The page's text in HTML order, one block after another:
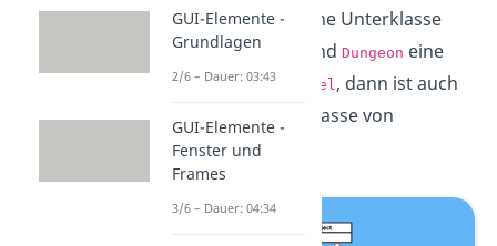
heißt, wenn Level eine Unterklasse
vonGameObject ist und Dungeon eine
Unterklasse von
Level , dann ist auch
eine Unterklasse von
GameObject.
GUI-Elemente -
Grundlagen
2/6 – Dauer: 03:43
GUI-Elemente -
Fenster und
Frames
3/6 – Dauer: 04:34